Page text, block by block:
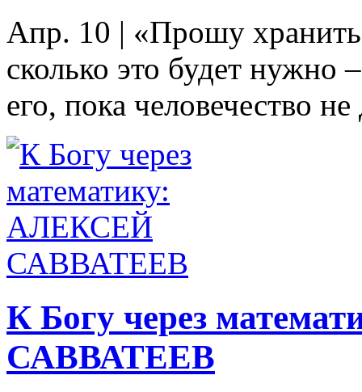
Апр. 10 | «Прошу хранить
сколько это будет нужно
его, пока человечество
К Богу через
САВВАТЕЕВ